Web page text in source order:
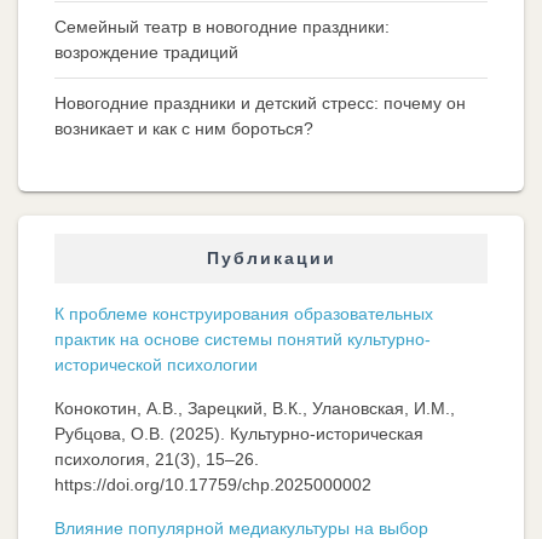
Семейный театр в новогодние праздники:
возрождение традиций
Новогодние праздники и детский стресс: почему он
возникает и как с ним бороться?
Публикации
К проблеме конструирования образовательных
практик на основе системы понятий культурно-
исторической психологии
Конокотин, А.В., Зарецкий, В.К., Улановская, И.М.,
Рубцова, О.В. (2025). Культурно-историческая
психология, 21(3), 15–26.
https://doi.org/10.17759/chp.2025000002
Влияние популярной медиакультуры на выбор